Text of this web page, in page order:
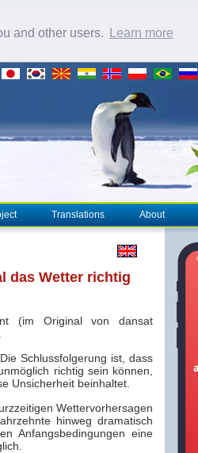
and other users. Learn more
Translations About
das Wetter richtig
(im Original von dansat
Schlussfolgerung ist, dass
richtig sein können,
Unsicherheit beinhaltet.
Wettervorhersagen
hinweg dramatisch
Anfangsbedingungen eine